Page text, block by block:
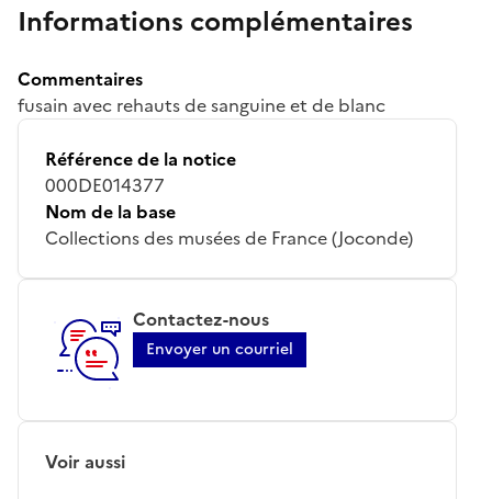
Informations complémentaires
Commentaires
fusain avec rehauts de sanguine et de blanc
Référence de la notice
000DE014377
Nom de la base
Collections des musées de France (Joconde)
Contactez-nous
Envoyer un courriel
Voir aussi